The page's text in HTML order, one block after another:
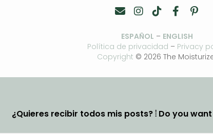
ESPAÑOL – ENGLISH
Política de privacidad – Privacy
Copyright © 2026 The
¿Quieres recibir todos mis posts? ⦙ Do you